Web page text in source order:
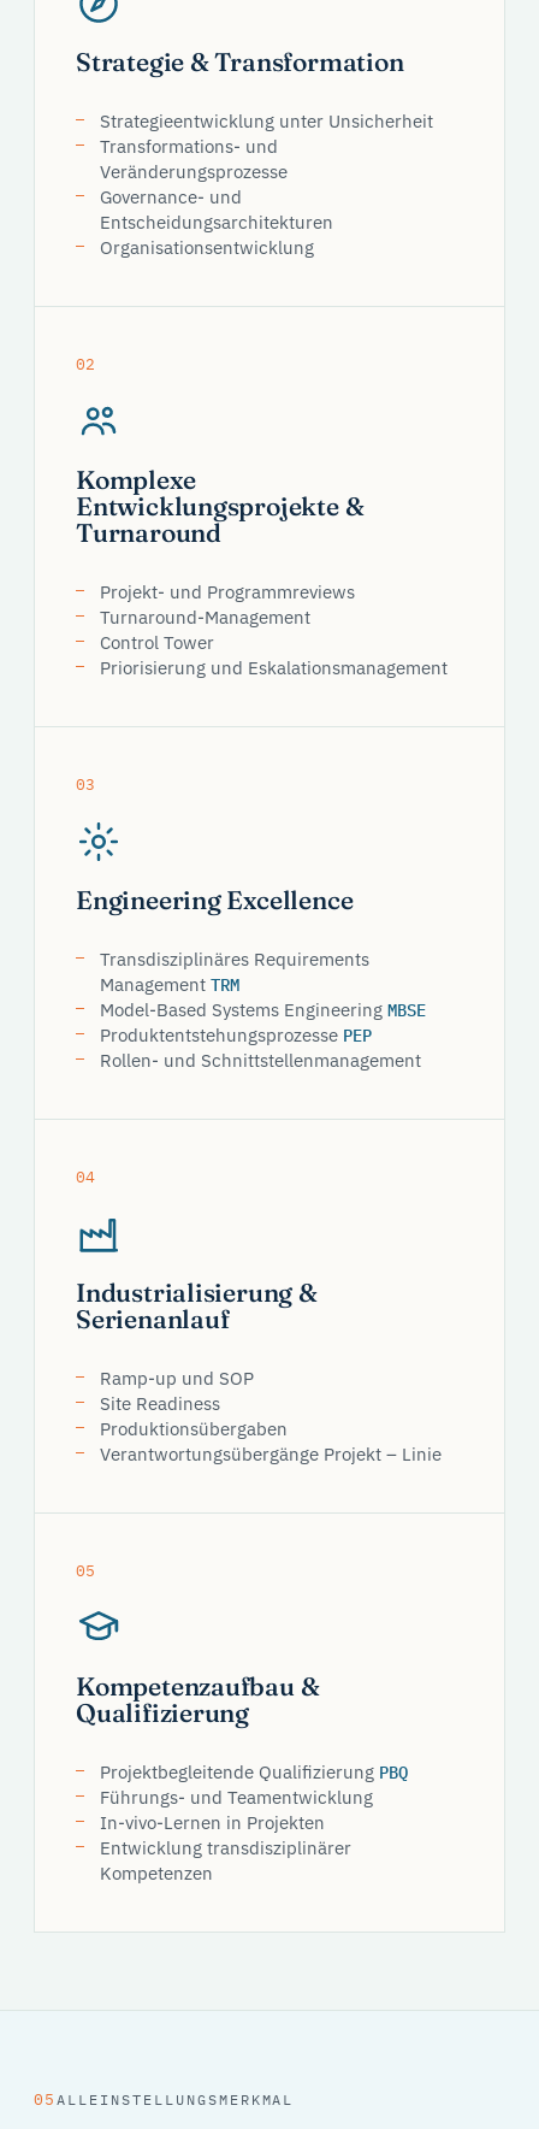
Strategie & Transformation
Strategieentwicklung unter Unsicherheit
Transformations- und
Veränderungsprozesse
Governance- und
Entscheidungsarchitekturen
Organisationsentwicklung
02
Komplexe
Entwicklungsprojekte &
Turnaround
Projekt- und Programmreviews
Turnaround-Management
Control Tower
Priorisierung und Eskalationsmanagement
03
Engineering Excellence
Transdisziplinäres Requirements
Management TRM
Model-Based Systems Engineering MBSE
Produktentstehungsprozesse PEP
Rollen- und Schnittstellenmanagement
04
Industrialisierung &
Serienanlauf
Ramp-up und SOP
Site Readiness
Produktionsübergaben
Verantwortungsübergänge Projekt – Linie
05
Kompetenzaufbau &
Qualifizierung
Projektbegleitende Qualifizierung PBQ
Führungs- und Teamentwicklung
In-vivo-Lernen in Projekten
Entwicklung transdisziplinärer
Kompetenzen
05ALLEINSTELLUNGSMERKMAL